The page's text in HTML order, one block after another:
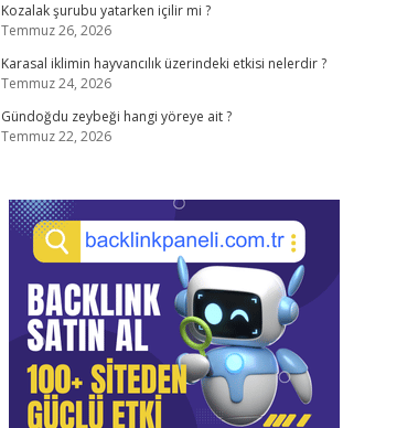
Kozalak şurubu yatarken içilir mi ?
Temmuz 26, 2026
Karasal iklimin hayvancılık üzerindeki etkisi nelerdir ?
Temmuz 24, 2026
Gündoğdu zeybeği hangi yöreye ait ?
Temmuz 22, 2026